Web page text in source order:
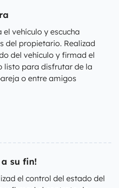
vehículo y escucha
del propietario. Realizad
del vehículo y firmad el
listo para disfrutar de la
o entre amigos
a su fin!
el control del estado del